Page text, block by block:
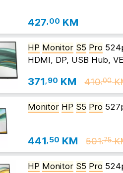
427,00 KM
HP Monitor S5 Pro
HDMI, DP, USB Hub,
371,90 KM 410,00
Monitor HP S5 Pro
441,50 KM 501,75
HP Monitor S5 Pro